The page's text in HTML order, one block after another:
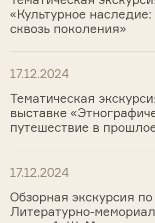
«Культурное наследие:
сквозь поколения»
17.12.2024
Тематическая
выставке
путешествие в
17.12.2024
Обзорная экскурсия по
Литературно-